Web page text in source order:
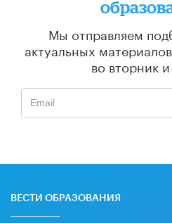
Мы отправляем
актуальных материалов
во вторник
ВЕСТИ ОБРАЗОВАНИЯ